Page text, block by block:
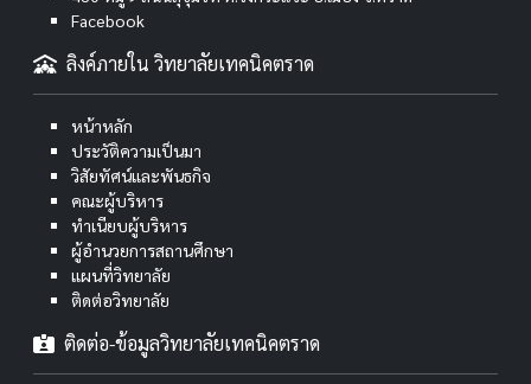
Facebook
ลิงค์ภายใน วิทยาลัยเทคนิคตราด
หน้าหลัก
ประวัติความเป็นมา
วิสัยทัศน์และพันธกิจ
คณะผู้บริหาร
ทำเนียบผู้บริหาร
ผู้อำนวยการสถานศึกษา
แผนที่วิทยาลัย
ติดต่อวิทยาลัย
ติดต่อ-ข้อมูลวิทยาลัยเทคนิคตราด